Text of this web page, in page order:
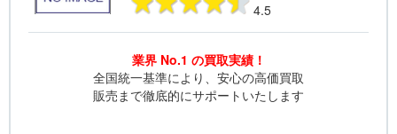
4.5
業界 No.1 の買取実績！
全国統一基準により、安心の高価買取
販売まで徹底的にサポートいたします